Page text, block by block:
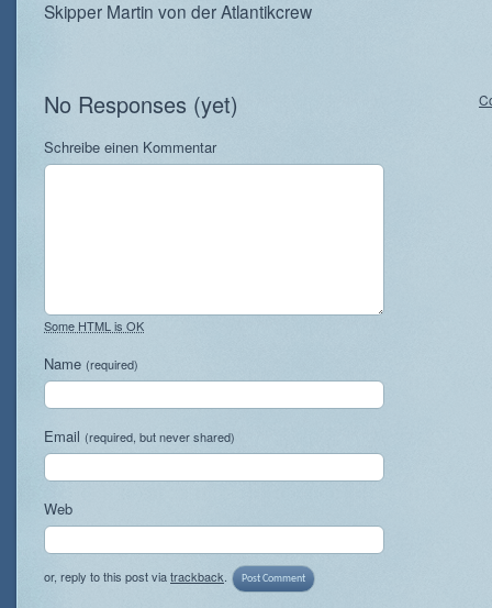
Skipper Martin von der Atlantikcrew
No Responses (yet)
Schreibe einen Kommentar
Some HTML is OK
Name (required)
Email (required, but never shared)
Web
or, reply to this post viatrackback.